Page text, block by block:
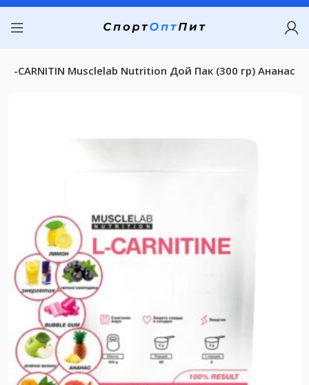
L-CARNITIN Musclelab Nutrition Дой Пак (300 гр) Ананас